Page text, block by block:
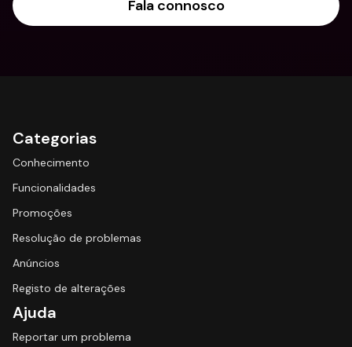
Fala connosco
Categorias
Conhecimento
Funcionalidades
Promoções
Resolução de problemas
Anúncios
Registo de alterações
Ajuda
Reportar um problema